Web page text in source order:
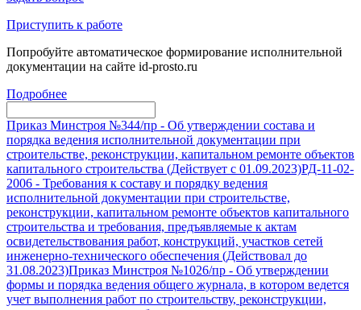
Приступить к работе
Попробуйте автоматическое формирование исполнительной
документации на сайте id-prosto.ru
Подробнее
Приказ Минстроя №344/пр - Об утверждении состава и
порядка ведения исполнительной документации при
строительстве, реконструкции, капитальном ремонте объектов
капитального строительства (Действует с 01.09.2023)РД-11-02-
2006 - Требования к составу и порядку ведения
исполнительной документации при строительстве,
реконструкции, капитальном ремонте объектов капитального
строительства и требования, предъявляемые к актам
освидетельствования работ, конструкций, участков сетей
инженерно-технического обеспечения (Действовал до
31.08.2023)Приказ Минстроя №1026/пр - Об утверждении
формы и порядка ведения общего журнала, в котором ведется
учет выполнения работ по строительству, реконструкции,